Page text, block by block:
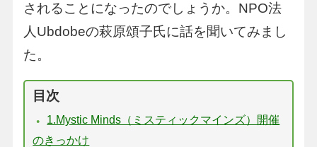
されることになったのでしょうか。NPO法
人Ubdobeの萩原頌子氏に話を聞いてみまし
た。
目次
1.Mystic Minds（ミスティックマインズ）開催
のきっかけ